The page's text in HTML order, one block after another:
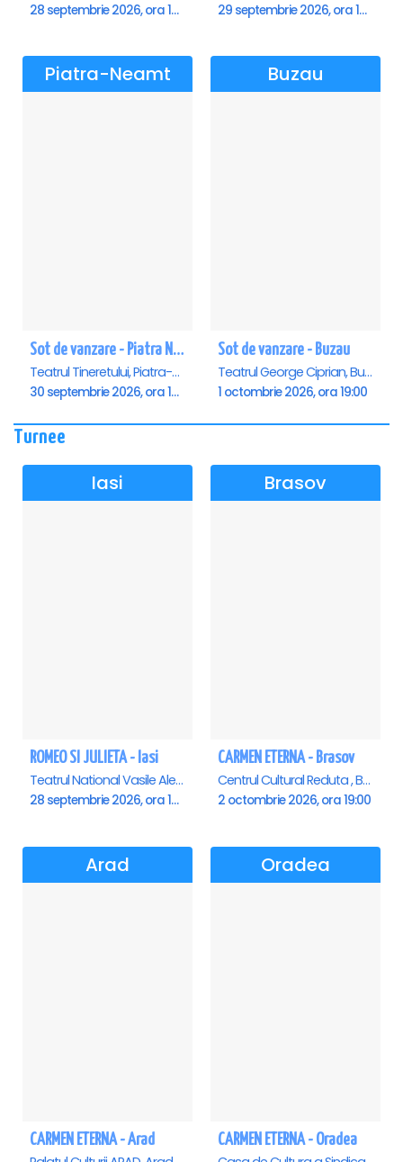
28 septembrie 2026, ora 19:00 29 septembrie 2026, ora 19:00
Piatra-Neamt
Sot de vanzare - Piatra Neamt
Teatrul Tineretului, Piatra-Neamt
30 septembrie 2026, ora 19:00
Buzau
Sot de vanzare - Buzau
Teatrul George Ciprian, Buzau
1 octombrie 2026, ora 19:00
Turnee
Iasi
ROMEO SI JULIETA - Iasi
Teatrul National Vasile Alecsandri , Iasi
28 septembrie 2026, ora 19:00
Brasov
CARMEN ETERNA - Brasov
Centrul Cultural Reduta , Brasov
2 octombrie 2026, ora 19:00
Arad
CARMEN ETERNA - Arad
Oradea
CARMEN ETERNA - Oradea